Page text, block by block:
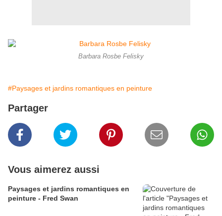
Barbara Rosbe Felisky
#Paysages et jardins romantiques en peinture
Partager
Vous aimerez aussi
Paysages et jardins romantiques en
peinture - Fred Swan